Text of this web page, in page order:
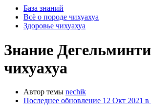
База знаний
Всё о породе чихуахуа
Здоровье чихуахуа
Знание
чихуахуа
Автор темы nechik
Последнее обновление 12 Окт 2021 в